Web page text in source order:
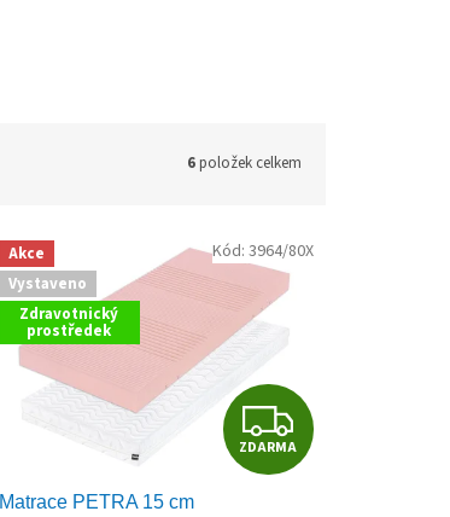
6položek celkem
Akce
Vystaveno
Zdravotnický
prostředek
Z
D
ZDARMA
Matrace PETRA 15 cm
Kód: 3964/80X